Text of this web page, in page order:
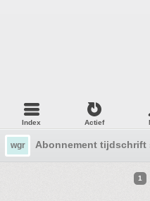
Index Actief
wgr Abonnement
1